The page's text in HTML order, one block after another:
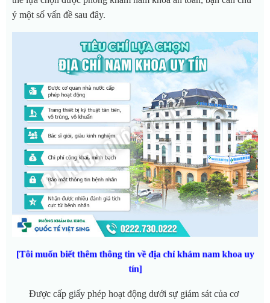
ý một số vấn đề sau đây.
[Tôi muốn biết thêm thông tin về địa chỉ khám nam khoa uy
tín]
Được cấp giấy phép hoạt động dưới sự giám sát của cơ